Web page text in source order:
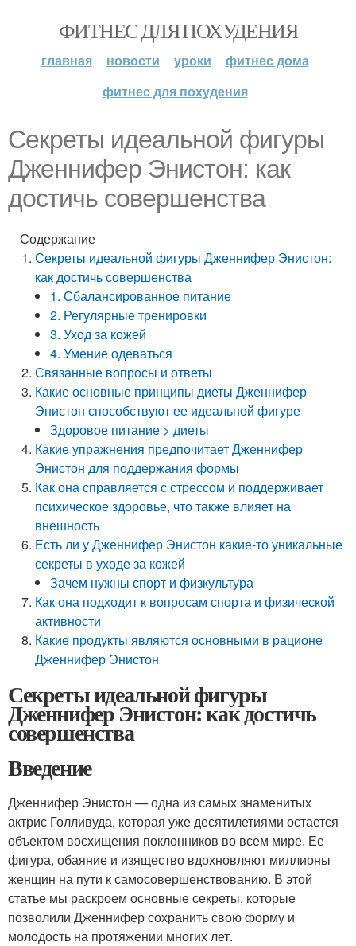
ФИТНЕС ДЛЯ ПОХУДЕНИЯ
главная новости уроки
фитнес дома
фитнес для похудения
Секреты идеальной фигуры
Дженнифер Энистон: как
достичь совершенства
Содержание
Секреты идеальной фигуры Дженнифер Энистон:
как достичь совершенства
1. Сбалансированное питание
2. Регулярные тренировки
3. Уход за кожей
4. Умение одеваться
Связанные вопросы и ответы
Какие основные принципы диеты Дженнифер
Энистон способствуют ее идеальной фигуре
Здоровое питание > диеты
Какие упражнения предпочитает Дженнифер
Энистон для поддержания формы
Как она справляется с стрессом и поддерживает
психическое здоровье, что также влияет на
внешность
Есть ли у Дженнифер Энистон какие-то уникальные
секреты в уходе за кожей
Зачем нужны спорт и физкультура
Как она подходит к вопросам спорта и физической
активности
Какие продукты являются основными в рационе
Дженнифер Энистон
Секреты идеальной фигуры
Дженнифер Энистон: как достичь
совершенства
Введение
Дженнифер Энистон — одна из самых знаменитых
актрис Голливуда, которая уже десятилетиями остается
объектом восхищения поклонников во всем мире. Ее
фигура, обаяние и изящество вдохновляют миллионы
женщин на пути к самосовершенствованию. В этой
статье мы раскроем основные секреты, которые
позволили Дженнифер сохранить свою форму и
молодость на протяжении многих лет.